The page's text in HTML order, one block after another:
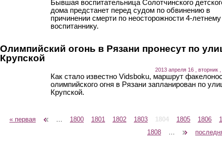
Бывшая воспитательница Солотчинского
дома предстанет перед судом по обвинению в
причинении смерти по неосторожности 4-летнему
воспитаннику.
Олимпийский огонь в Рязани пронесут по
Крупской
2013 апреля 16 , вторник ,
Как стало известно Vidsboku, маршрут
олимпийского огня в Рязани запланирован по
Крупской.
Страницы
« первая 1800 1801 1802 1803 1804 1805 1806
1808